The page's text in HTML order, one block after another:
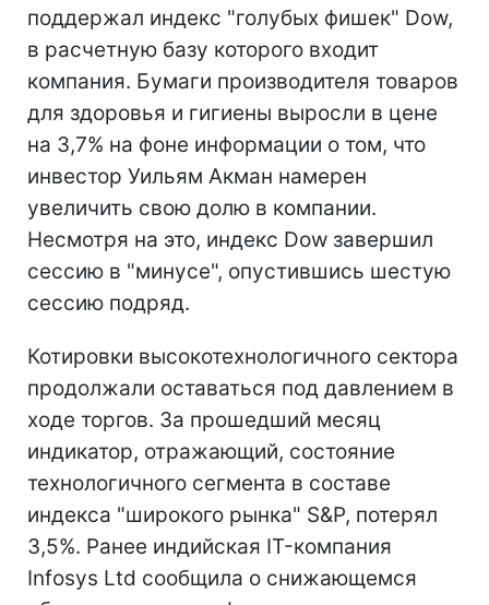
поддержал индекс "голубых фишек" Dow,
в расчетную базу которого входит
компания. Бумаги производителя товаров
для здоровья и гигиены выросли в цене
на 3,7% на фоне информации о том, что
инвестор Уильям Акман намерен
увеличить свою долю в компании.
Несмотря на это, индекс Dow завершил
сессию в "минусе", опустившись шестую
сессию подряд.
Котировки высокотехнологичного сектора
продолжали оставаться под давлением в
ходе торгов. За прошедший месяц
индикатор, отражающий, состояние
технологичного сегмента в составе
индекса "широкого рынка" S&P, потерял
3,5%. Ранее индийская IT-компания
Infosys Ltd сообщила о снижающемся